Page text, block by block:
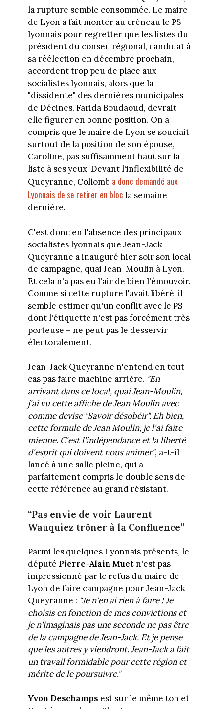
la rupture semble consommée. Le maire
de Lyon a fait monter au créneau le PS
lyonnais pour regretter que les listes du
président du conseil régional, candidat à
sa réélection en décembre prochain,
accordent trop peu de place aux
socialistes lyonnais, alors que la
"dissidente" des dernières municipales
de Décines, Farida Boudaoud, devrait
elle figurer en bonne position. On a
compris que le maire de Lyon se souciait
surtout de la position de son épouse,
Caroline, pas suffisamment haut sur la
liste à ses yeux. Devant l'inflexibilité de
Queyranne, Collomb a donc demandé aux
Lyonnais de se retirer en bloc la semaine
dernière.
C'est donc en l'absence des principaux
socialistes lyonnais que Jean-Jack
Queyranne a inauguré hier soir son local
de campagne, quai Jean-Moulin à Lyon.
Et cela n'a pas eu l'air de bien l'émouvoir.
Comme si cette rupture l'avait libéré, il
semble estimer qu'un conflit avec le PS –
dont l'étiquette n'est pas forcément très
porteuse – ne peut pas le desservir
électoralement.
Jean-Jack Queyranne n'entend en tout
cas pas faire machine arrière. "En
arrivant dans ce local, quai Jean-Moulin,
j'ai vu cette affiche de Jean Moulin avec
comme devise "Savoir désobéir". Eh bien,
cette formule de Jean Moulin, je l'ai faite
mienne. C'est l'indépendance et la liberté
d'esprit qui doivent nous animer", a-t-il
lancé à une salle pleine, qui a
parfaitement compris le double sens de
cette référence au grand résistant.
“Pas envie de voir Laurent
Wauquiez trôner à la Confluence”
Parmi les quelques Lyonnais présents, le
député Pierre-Alain Muetn'est pas
impressionné par le refus du maire de
Lyon de faire campagne pour Jean-Jack
Queyranne : "Je n'en ai rien à faire ! Je
choisis en fonction de mes convictions et
je n'imaginais pas une seconde ne pas être
de la campagne de Jean-Jack. Et je pense
que les autres y viendront. Jean-Jack a fait
un travail formidable pour cette région et
mérite de le poursuivre."
Yvon Deschamps est sur le même ton et